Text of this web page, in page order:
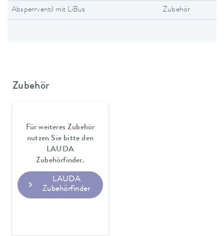
Absperrventil mit LiBus Zubehör
Zubehör
Für weiteres Zubehör
nutzen Sie bitte den
LAUDA
Zubehörfinder.
LAUDA
Zubehörfinder